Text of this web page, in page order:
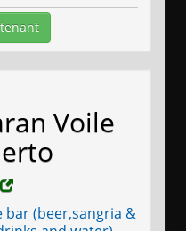
Voile
bar (beer,sangria &